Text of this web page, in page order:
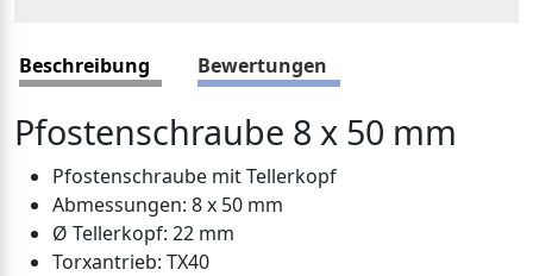
Beschreibung Bewertungen
Pfostenschraube 8 x 50 mm
Pfostenschraube mit Tellerkopf
Abmessungen: 8 x 50 mm
Ø Tellerkopf: 22 mm
Torxantrieb: TX40